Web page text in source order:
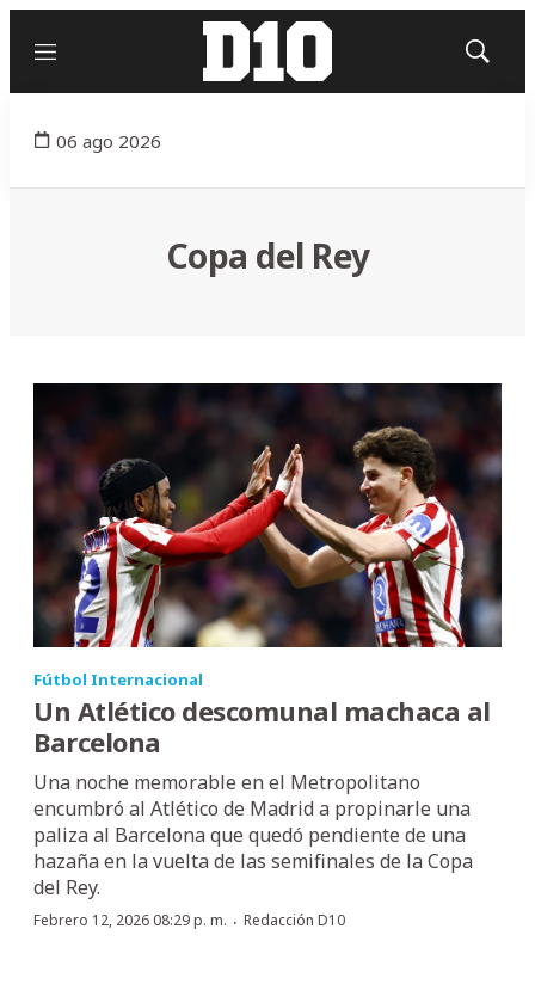
Menú
Mostrar
06 ago 2026
Copa del Rey
Fútbol Internacional
Un Atlético descomunal machaca al
Barcelona
Una noche memorable en el Metropolitano
encumbró al Atlético de Madrid a propinarle una
paliza al Barcelona que quedó pendiente de una
hazaña en la vuelta de las semifinales de la Copa
del Rey.
Febrero 12, 2026 08:29 p. m. · Redacción D10